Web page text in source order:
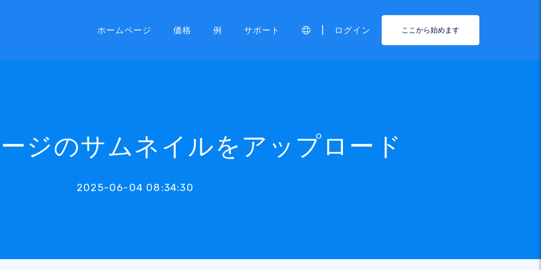
ホームページ 価格 例 サポート ログイン ここから始めます
ジのサムネイルをアップロード
2025-06-04 08:34:30